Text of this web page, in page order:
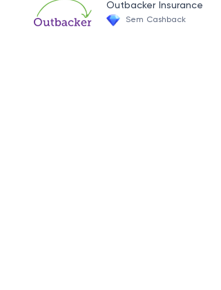
Outbacker Insurance
Sem Cashback